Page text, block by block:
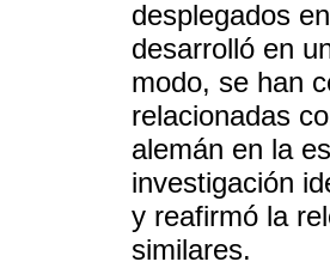
desplegados
desarrolló en
modo, se han
relacionadas
alemán en la
investigación
y reafirmó la
similares.